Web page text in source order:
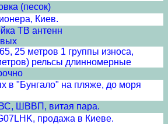
(песок)
Киев.
ТВ антенн
25 метров 1 группы износа,
рельсы длинномерные
в "Бунгало" на пляже, до моря
ШВВП, витая пара.
продажа в Киеве.